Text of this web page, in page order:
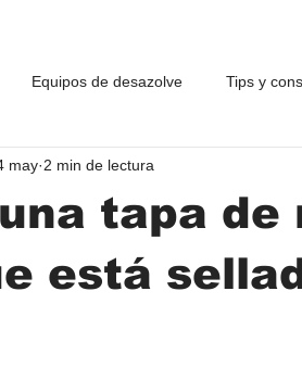
Equipos de desazolve Tips y
tapa de
está
may 2 min de lectura